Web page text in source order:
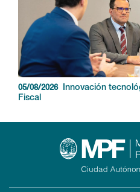
05/08/2026
Innovación
Fiscal